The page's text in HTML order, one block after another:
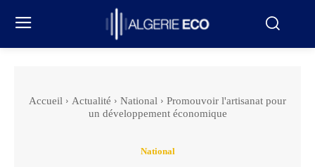
Accueil Actualité National
Promouvoir l'artisanat pour
un développement économique
National